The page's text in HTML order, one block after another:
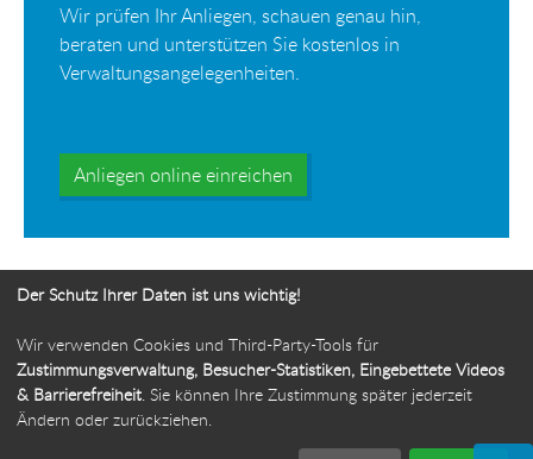
Wir prüfen Ihr Anliegen, schauen genau hin,
beraten und unterstützen Sie kostenlos in
Verwaltungsangelegenheiten.
Anliegen online einreichen
Ihr Weg zur Bürgerbeauftragten
Der Schutz Ihrer Daten ist uns wichtig!
Wir verwenden Cookies und Third-Party-Tools für
Zustimmungsverwaltung, Besucher-Statistiken, Eingebettete Videos
& Barrierefreiheit. Sie können Ihre Zustimmung später jederzeit
Ändern oder zurückziehen.